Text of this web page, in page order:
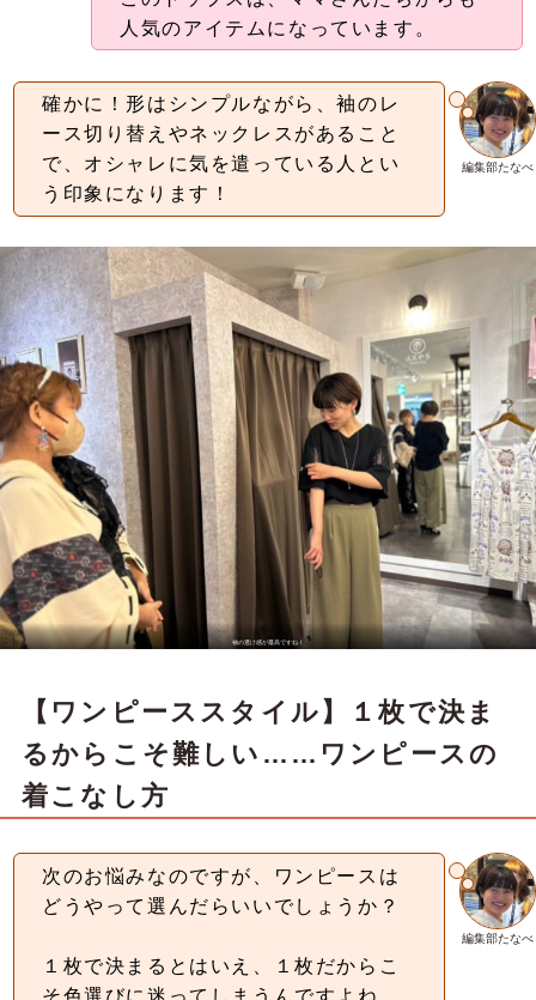
人気のアイテムになっています。
編集部たなべ
確かに！形はシンプルながら、袖のレ
ース切り替えやネックレスがあること
で、オシャレに気を遣っている人とい
う印象になります！
袖の透け感が最高ですね！
【ワンピーススタイル】１枚で決ま
るからこそ難しい……ワンピースの
着こなし方
編集部たなべ
次のお悩みなのですが、ワンピースは
どうやって選んだらいいでしょうか？
１枚で決まるとはいえ、１枚だからこ